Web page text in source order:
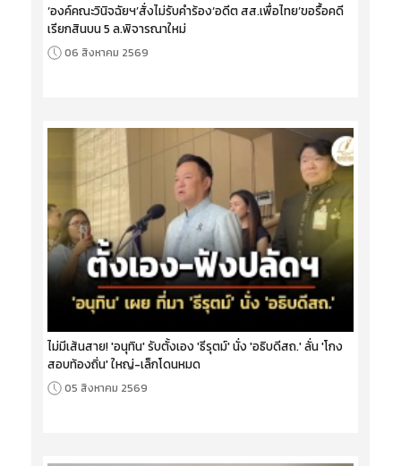
‘องค์คณะวินิจฉัยฯ’สั่งไม่รับคำร้อง‘อดีต สส.เพื่อไทย’ขอรื้อคดี
เรียกสินบน 5 ล.พิจารณาใหม่
06 สิงหาคม 2569
ไม่มีเส้นสาย! 'อนุทิน' รับตั้งเอง 'ธีรุตม์' นั่ง 'อธิบดีสถ.' ลั่น 'โกง
สอบท้องถิ่น' ใหญ่-เล็กโดนหมด
05 สิงหาคม 2569